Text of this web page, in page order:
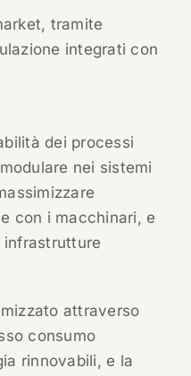
tramite
integrati con
dei processi
nei sistemi
con i macchinari, e
infrastrutture
attraverso
consumo
rinnovabili, e la